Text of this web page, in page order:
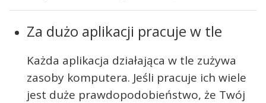
Za dużo aplikacji pracuje w tle
Każda aplikacja działająca w tle zużywa
zasoby komputera. Jeśli pracuje ich wiele
jest duże prawdopodobieństwo, że Twój